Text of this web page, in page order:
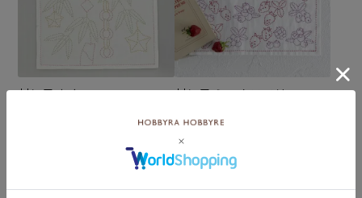
刺し子 七夕 刺し子 ミックスベリー
¥572(税込)